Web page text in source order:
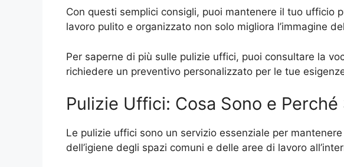
Con questi semplici consigli, puoi mantenere il tuo ufficio
lavoro pulito e organizzato non solo migliora l’immagine
Per saperne di più sulle pulizie uffici, puoi consultare la
richiedere un preventivo personalizzato per le tue
Pulizie Uffici: Cosa Sono e
Le pulizie uffici sono un servizio essenziale per
dell’igiene degli spazi comuni e delle aree di lavoro